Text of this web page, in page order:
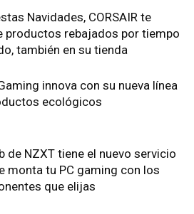
Navidades, CORSAIR te
productos rebajados por tiempo
también en su tienda
innova con su nueva línea
ecológicos
de NZXT tiene el nuevo servicio
monta tu PC gaming con los
que elijas